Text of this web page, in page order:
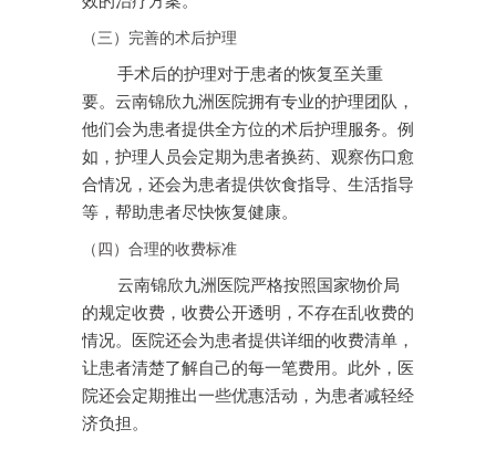
（三）完善的术后护理
手术后的护理对于患者的恢复至关重
要。云南锦欣九洲医院拥有专业的护理团队，
他们会为患者提供全方位的术后护理服务。例
如，护理人员会定期为患者换药、观察伤口愈
合情况，还会为患者提供饮食指导、生活指导
等，帮助患者尽快恢复健康。
（四）合理的收费标准
云南锦欣九洲医院严格按照国家物价局
的规定收费，收费公开透明，不存在乱收费的
情况。医院还会为患者提供详细的收费清单，
让患者清楚了解自己的每一笔费用。此外，医
院还会定期推出一些优惠活动，为患者减轻经
济负担。